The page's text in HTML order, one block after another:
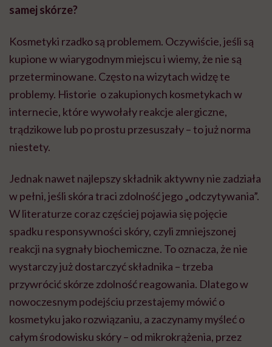
samej skórze?
Kosmetyki rzadko są problemem. Oczywiście, jeśli są
kupione w wiarygodnym miejscu i wiemy, że nie są
przeterminowane. Często na wizytach widzę te
problemy. Historie o zakupionych kosmetykach w
internecie, które wywołały reakcje alergiczne,
trądzikowe lub po prostu przesuszały – to już norma
niestety.
Jednak nawet najlepszy składnik aktywny nie zadziała
w pełni, jeśli skóra traci zdolność jego „odczytywania”.
W literaturze coraz częściej pojawia się pojęcie
spadku responsywności skóry, czyli zmniejszonej
reakcji na sygnały biochemiczne. To oznacza, że nie
wystarczy już dostarczyć składnika – trzeba
przywrócić skórze zdolność reagowania. Dlatego w
nowoczesnym podejściu przestajemy mówić o
kosmetyku jako rozwiązaniu, a zaczynamy myśleć o
całym środowisku skóry – od mikrokrążenia, przez